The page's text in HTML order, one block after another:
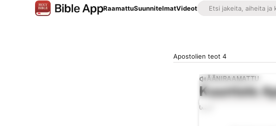
RaamattuSuunnitelmatVideot
Apostolien teot 4
ÄÄNIRAAMATTU
Kuuntele
0:00